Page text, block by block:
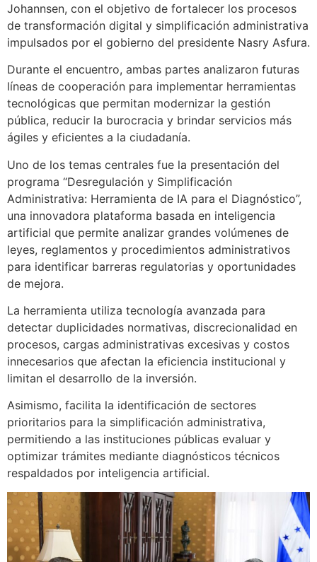
Johannsen, con el objetivo de fortalecer los procesos
de transformación digital y simplificación administrativa
impulsados por el gobierno del presidente Nasry Asfura.
Durante el encuentro, ambas partes analizaron futuras
líneas de cooperación para implementar herramientas
tecnológicas que permitan modernizar la gestión
pública, reducir la burocracia y brindar servicios más
ágiles y eficientes a la ciudadanía.
Uno de los temas centrales fue la presentación del
programa “Desregulación y Simplificación
Administrativa: Herramienta de IA para el Diagnóstico”,
una innovadora plataforma basada en inteligencia
artificial que permite analizar grandes volúmenes de
leyes, reglamentos y procedimientos administrativos
para identificar barreras regulatorias y oportunidades
de mejora.
La herramienta utiliza tecnología avanzada para
detectar duplicidades normativas, discrecionalidad en
procesos, cargas administrativas excesivas y costos
innecesarios que afectan la eficiencia institucional y
limitan el desarrollo de la inversión.
Asimismo, facilita la identificación de sectores
prioritarios para la simplificación administrativa,
permitiendo a las instituciones públicas evaluar y
optimizar trámites mediante diagnósticos técnicos
respaldados por inteligencia artificial.